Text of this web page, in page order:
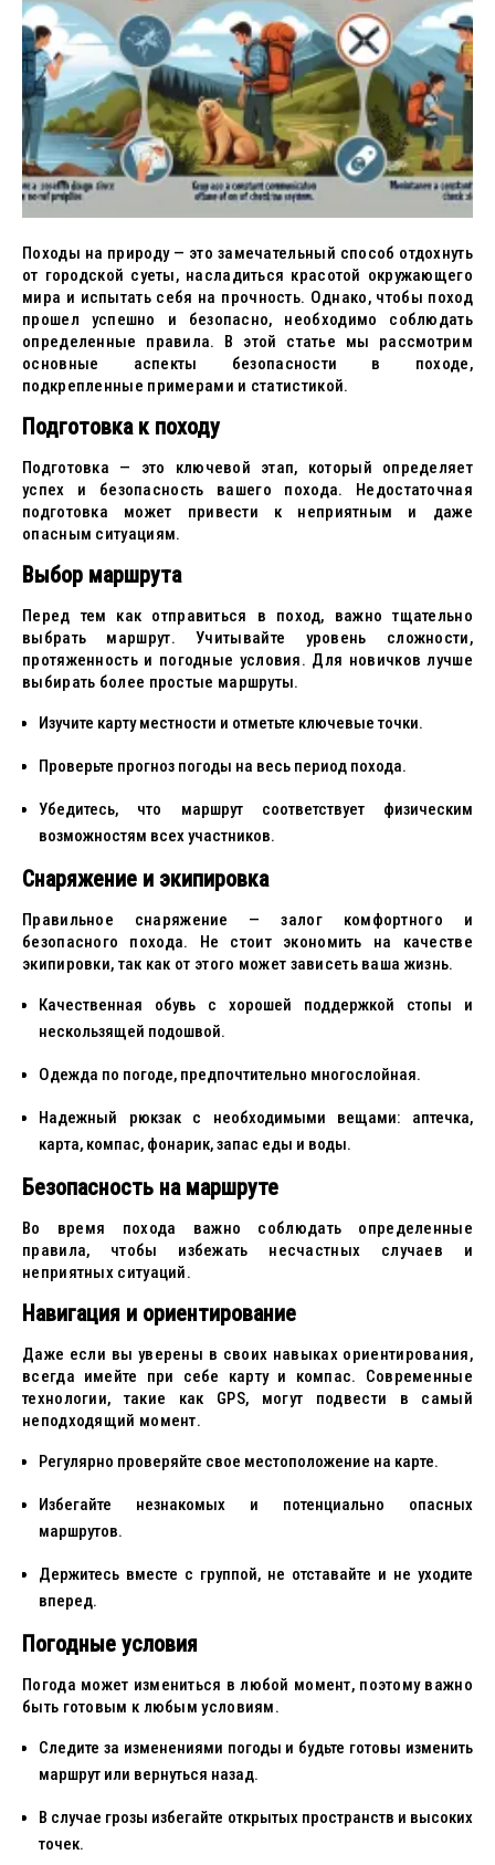
Походы на природу — это замечательный способ отдохнуть
от городской суеты, насладиться красотой окружающего
мира и испытать себя на прочность. Однако, чтобы поход
прошел успешно и безопасно, необходимо соблюдать
определенные правила. В этой статье мы рассмотрим
основные аспекты безопасности в походе,
подкрепленные примерами и статистикой.
Подготовка к походу
Подготовка — это ключевой этап, который определяет
успех и безопасность вашего похода. Недостаточная
подготовка может привести к неприятным и даже
опасным ситуациям.
Выбор маршрута
Перед тем как отправиться в поход, важно тщательно
выбрать маршрут. Учитывайте уровень сложности,
протяженность и погодные условия. Для новичков лучше
выбирать более простые маршруты.
Изучите карту местности и отметьте ключевые точки.
Проверьте прогноз погоды на весь период похода.
Убедитесь, что маршрут соответствует физическим
возможностям всех участников.
Снаряжение и экипировка
Правильное снаряжение — залог комфортного и
безопасного похода. Не стоит экономить на качестве
экипировки, так как от этого может зависеть ваша жизнь.
Качественная обувь с хорошей поддержкой стопы и
нескользящей подошвой.
Одежда по погоде, предпочтительно многослойная.
Надежный рюкзак с необходимыми вещами: аптечка,
карта, компас, фонарик, запас еды и воды.
Безопасность на маршруте
Во время похода важно соблюдать определенные
правила, чтобы избежать несчастных случаев и
неприятных ситуаций.
Навигация и ориентирование
Даже если вы уверены в своих навыках ориентирования,
всегда имейте при себе карту и компас. Современные
технологии, такие как GPS, могут подвести в самый
неподходящий момент.
Регулярно проверяйте свое местоположение на карте.
Избегайте незнакомых и потенциально опасных
маршрутов.
Держитесь вместе с группой, не отставайте и не уходите
вперед.
Погодные условия
Погода может измениться в любой момент, поэтому важно
быть готовым к любым условиям.
Следите за изменениями погоды и будьте готовы изменить
маршрут или вернуться назад.
В случае грозы избегайте открытых пространств и высоких
точек.